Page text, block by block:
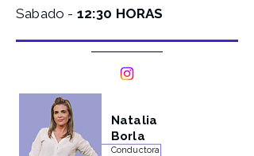
Sabado - 12:30 HORAS
Natalia
Borla
Conductora